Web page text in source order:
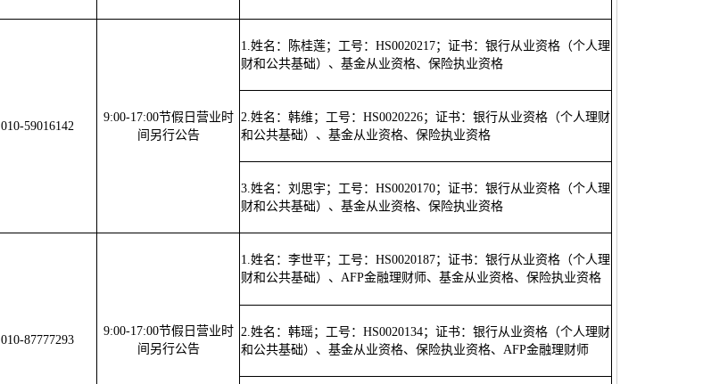
010-59016142
9:00-17:00节假日营业时
间另行公告
1.姓名：陈桂莲；工号：HS0020217；证书：银行从业资格（个人理
财和公共基础）、基金从业资格、保险执业资格
2.姓名：韩维；工号：HS0020226；证书：银行从业资格（个人理财
和公共基础）、基金从业资格、保险执业资格
3.姓名：刘思宇；工号：HS0020170；证书：银行从业资格（个人理
财和公共基础）、基金从业资格、保险执业资格
010-87777293
9:00-17:00节假日营业时
间另行公告
1.姓名：李世平；工号：HS0020187；证书：银行从业资格（个人理
财和公共基础）、AFP金融理财师、基金从业资格、保险执业资格
2.姓名：韩瑶；工号：HS0020134；证书：银行从业资格（个人理财
和公共基础）、基金从业资格、保险执业资格、AFP金融理财师